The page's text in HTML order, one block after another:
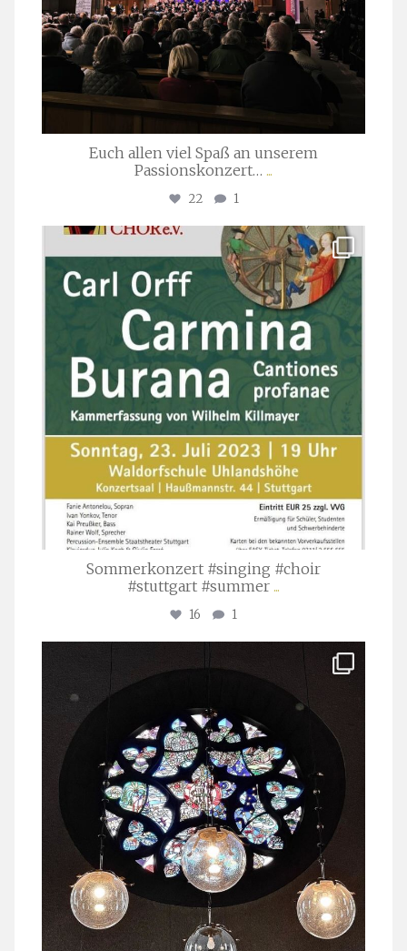
Euch allen viel Spaß an unserem
Passionskonzert… ...
22 1
stuttgarter_oratorienchor
Juli 22
Sommerkonzert #singing #choir
#stuttgart #summer ...
16 1
Apr. 1